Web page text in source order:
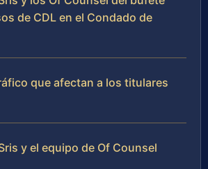
de CDL en el Condado de
que afectan a los titulares
y el equipo de Of Counsel